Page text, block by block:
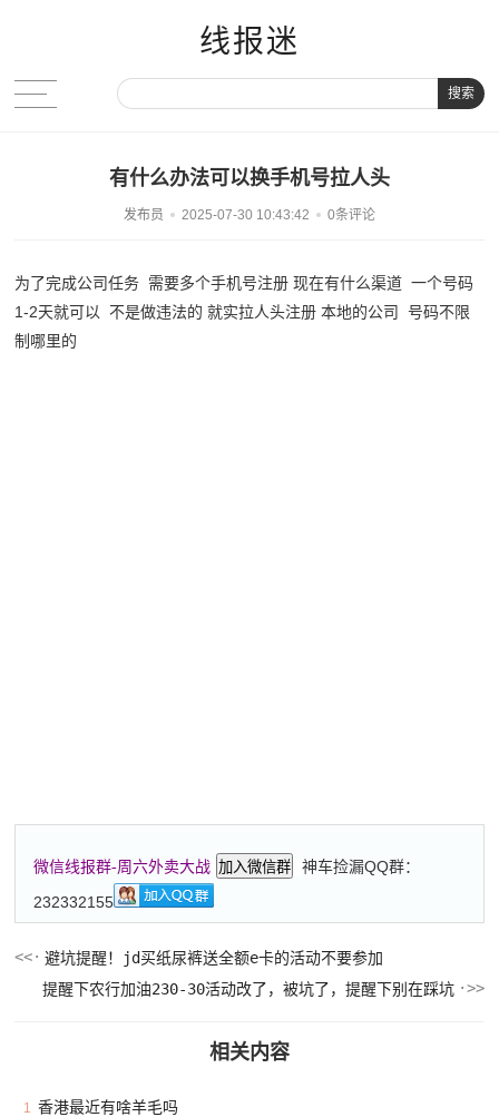
线报迷
搜索
有什么办法可以换手机号拉人头
发布员 2025-07-30 10:43:42 0条评论
为了完成公司任务 需要多个手机号注册 现在有什么渠道 一个号码
1-2天就可以 不是做违法的 就实拉人头注册 本地的公司 号码不限
制哪里的
微信线报群-周六外卖大战 加入微信群
神车捡漏QQ群：
232332155
避坑提醒！jd买纸尿裤送全额e卡的活动不要参加
提醒下农行加油230-30活动改了，被坑了，提醒下别在踩坑
相关内容
1 香港最近有啥羊毛吗